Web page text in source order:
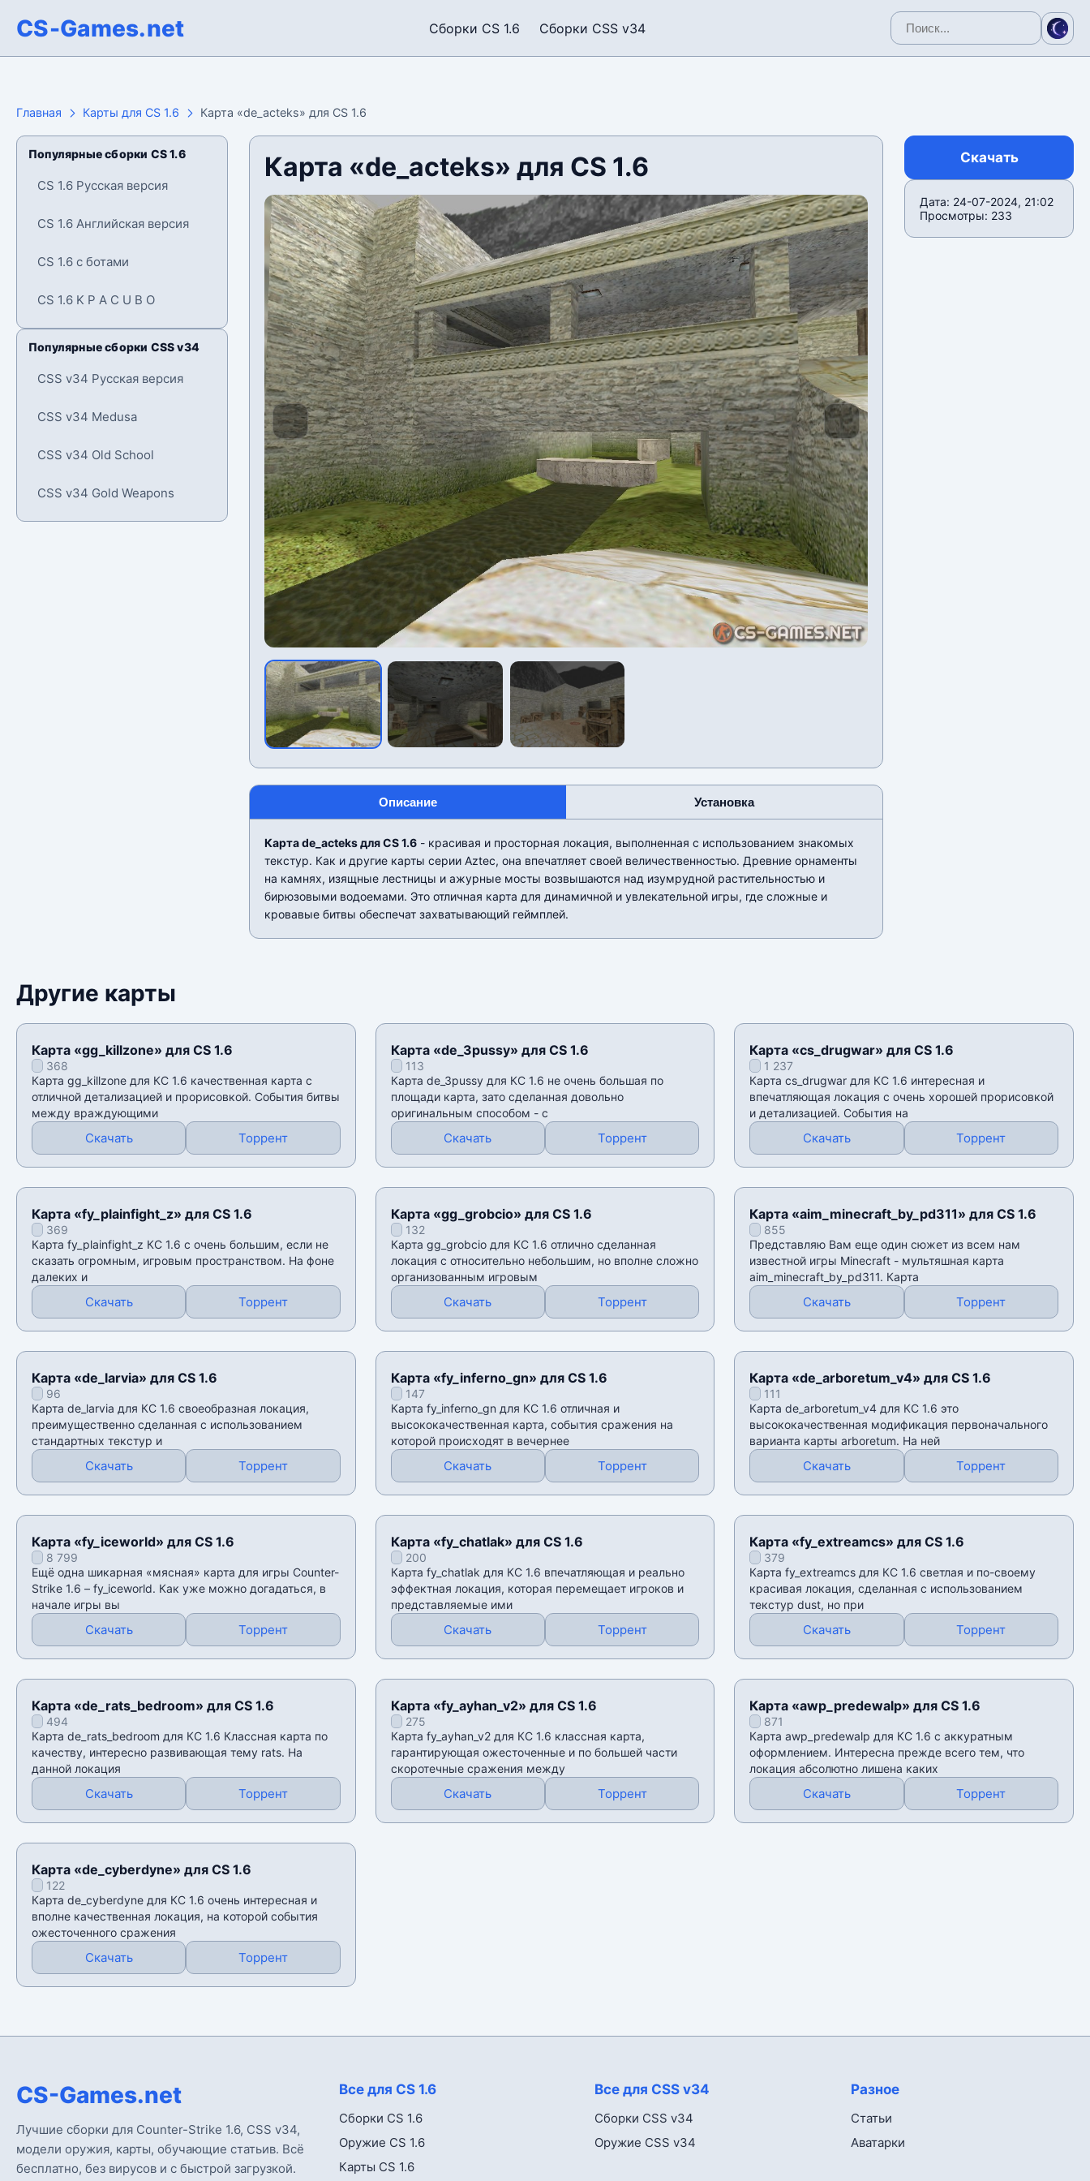
CS-Games.net Сборки CS 1.6 Сборки CSS v34
Главная Карты для CS 1.6 Карта «de_acteks» для CS 1.6
Популярные сборки CS 1.6
CS 1.6 Русская версия
CS 1.6 Английская версия
CS 1.6 с ботами
CS 1.6 K P A C U B O
Популярные сборки CSS v34
CSS v34 Русская версия
CSS v34 Medusa
CSS v34 Old School
CSS v34 Gold Weapons
Карта «de_acteks» для CS 1.6
Описание Установка
Карта de_acteks для CS 1.6- красивая и просторная локация, выполненная с использованием знакомых
текстур. Как и другие карты серии Aztec, она впечатляет своей величественностью. Древние орнаменты
на камнях, изящные лестницы и ажурные мосты возвышаются над изумрудной растительностью и
бирюзовыми водоемами. Это отличная карта для динамичной и увлекательной игры, где сложные и
кровавые битвы обеспечат захватывающий геймплей.
Скачать
Дата: 24-07-2024, 21:02
Просмотры: 233
Другие карты
Карта «gg_killzone» для CS 1.6
368
Карта gg_killzone для КС 1.6 качественная карта с
отличной детализацией и прорисовкой. События битвы
между враждующими
Скачать Торрент
Карта «de_3pussy» для CS 1.6
113
Карта de_3pussy для КС 1.6 не очень большая по
площади карта, зато сделанная довольно
оригинальным способом - с
Скачать Торрент
Карта «cs_drugwar» для CS 1.6
1 237
Карта cs_drugwar для КС 1.6 интересная и
впечатляющая локация с очень хорошей прорисовкой
и детализацией. События на
Скачать Торрент
Карта «fy_plainfight_z» для CS 1.6
369
Карта fy_plainfight_z КС 1.6 с очень большим, если не
сказать огромным, игровым пространством. На фоне
далеких и
Скачать Торрент
Карта «gg_grobcio» для CS 1.6
132
Карта gg_grobcio для КС 1.6 отлично сделанная
локация с относительно небольшим, но вполне сложно
организованным игровым
Скачать Торрент
Карта «aim_minecraft_by_pd311» для CS 1.6
855
Представляю Вам еще один сюжет из всем нам
известной игры Мinecraft - мультяшная карта
aim_minecraft_by_pd311. Карта
Скачать Торрент
Карта «de_larvia» для CS 1.6
96
Карта de_larvia для КС 1.6 своеобразная локация,
преимущественно сделанная с использованием
стандартных текстур и
Скачать Торрент
Карта «fy_inferno_gn» для CS 1.6
147
Карта fy_inferno_gn для КС 1.6 отличная и
высококачественная карта, события сражения на
которой происходят в вечернее
Скачать Торрент
Карта «de_arboretum_v4» для CS 1.6
111
Карта de_arboretum_v4 для КС 1.6 это
высококачественная модификация первоначального
варианта карты arboretum. На ней
Скачать Торрент
Карта «fy_iceworld» для CS 1.6
8 799
Ещё одна шикарная «мясная» карта для игры Counter-
Strike 1.6 – fy_iceworld. Как уже можно догадаться, в
начале игры вы
Скачать Торрент
Карта «fy_chatlak» для CS 1.6
200
Карта fy_chatlak для КС 1.6 впечатляющая и реально
эффектная локация, которая перемещает игроков и
представляемые ими
Скачать Торрент
Карта «fy_extreamcs» для CS 1.6
379
Карта fy_extreamcs для КС 1.6 светлая и по-своему
красивая локация, сделанная с использованием
текстур dust, но при
Скачать Торрент
Карта «de_rats_bedroom» для CS 1.6
494
Карта de_rats_bedroom для КС 1.6 Классная карта по
качеству, интересно развивающая тему rats. На
данной локация
Скачать Торрент
Карта «fy_ayhan_v2» для CS 1.6
275
Карта fy_ayhan_v2 для КС 1.6 классная карта,
гарантирующая ожесточенные и по большей части
скоротечные сражения между
Скачать Торрент
Карта «awp_predewalp» для CS 1.6
871
Карта awp_predewalp для КС 1.6 с аккуратным
оформлением. Интересна прежде всего тем, что
локация абсолютно лишена каких
Скачать Торрент
Карта «de_cyberdyne» для CS 1.6
122
Карта de_cyberdyne для КС 1.6 очень интересная и
вполне качественная локация, на которой события
ожесточенного сражения
Скачать Торрент
CS-Games.net
Лучшие сборки для Counter-Strike 1.6, CSS v34,
модели оружия, карты, обучающие статьив. Всё
бесплатно, без вирусов и с быстрой загрузкой.
Все для CS 1.6
Сборки CS 1.6
Оружие CS 1.6
Карты CS 1.6
Все для CSS v34
Сборки CSS v34
Оружие CSS v34
Разное
Статьи
Аватарки